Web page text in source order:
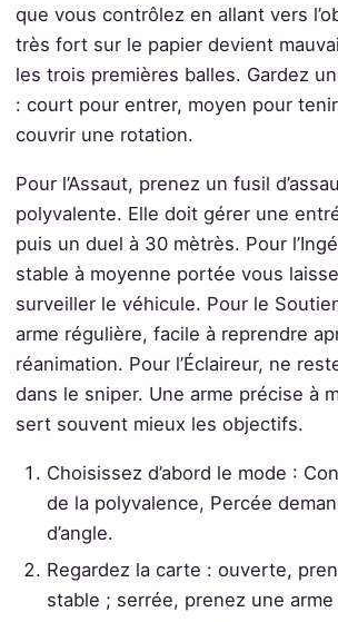
que vous contrôlez en allant vers
très fort sur le papier devient
les trois premières balles. Gardez
: court pour entrer, moyen pour
couvrir une rotation.
Pour l’Assaut, prenez un fusil
polyvalente. Elle doit gérer une
puis un duel à 30 mètrès. Pour
stable à moyenne portée vous
surveiller le véhicule. Pour le
arme régulière, facile à reprendre
réanimation. Pour l’Éclaireur, ne
dans le sniper. Une arme précise à
sert souvent mieux les objectifs.
Choisissez d’abord le mode :
de la polyvalence, Percée
d’angle.
Regardez la carte : ouverte,
stable ; serrée, prenez une